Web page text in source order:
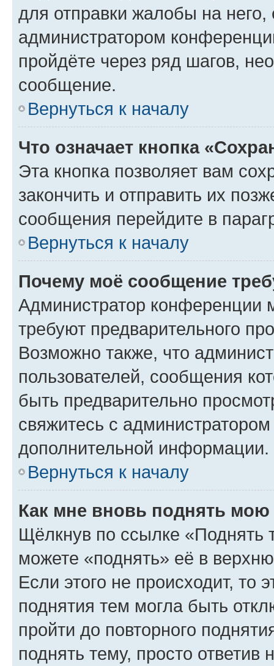
для отправки жалобы на
администратором
пройдёте через ряд шагов,
сообщение.
Вернуться к началу
Что означает кнопка
Эта кнопка позволяет вам
закончить и отправить их
сообщения перейдите в
Вернуться к началу
Почему моё сообщение
Администратор конференции
требуют предварительного
Возможно также, что
пользователей, сообщения
быть предварительно
свяжитесь с
дополнительной информации.
Вернуться к началу
Как мне вновь поднять мою
Щёлкнув по ссылке «Поднять
можете «поднять» её в
Если этого не происходит, то
поднятия тем могла быть
пройти до повторного
поднять тему, просто ответив